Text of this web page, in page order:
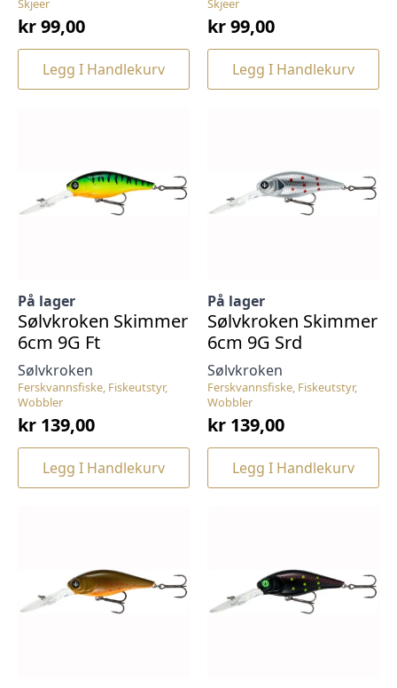
Skjeer
kr99,00
Legg I Handlekurv
Skjeer
kr99,00
Legg I Handlekurv
Ferskvannsfiske, Fiskeutstyr,
Wobbler
Sølvkroken
På lager
Sølvkroken Skimmer
6cm 9G Ft
kr 139,00
Legg I Handlekurv
Ferskvannsfiske, Fiskeutstyr,
Wobbler
Sølvkroken
På lager
Sølvkroken Skimmer
6cm 9G Srd
kr 139,00
Legg I Handlekurv